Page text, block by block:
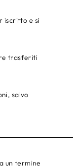
iscritto e si
trasferiti
salvo
un termine